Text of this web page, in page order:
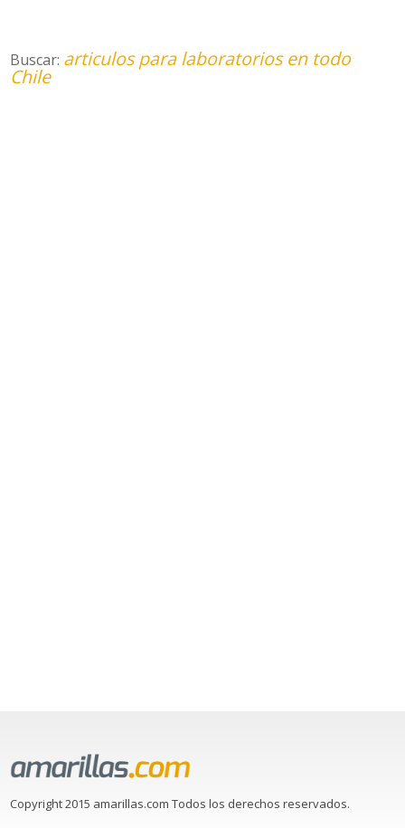
Buscar: articulos para laboratorios en todo
Chile
Copyright 2015 amarillas.com Todos los derechos reservados.